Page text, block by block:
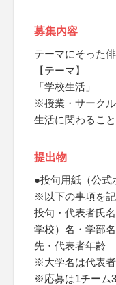
募集内容
テーマにそった
【テーマ】
「学校生活」
※授業・サーク
生活に関わること
提出物
●投句用紙（公式
※以下の事項を
投句・代表者氏
学校）名・学部
先・代表者年齢
※大学名は代表
※応募は1チーム